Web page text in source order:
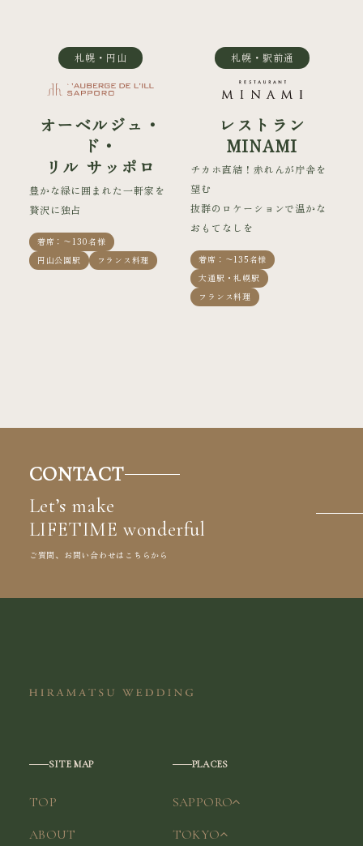
オーベルジュ・
ド・
リル サッポロ
豊かな緑に囲まれた一軒家を
贅沢に独占
着席：〜130名様
円山公園駅
フランス料理
札幌・円山
レストラン
MINAMI
チカホ直結！赤れんが庁舎を
望む
抜群のロケーションで温かな
おもてなしを
着席：〜135名様
大通駅・札幌駅
フランス料理
札幌・駅前通
CONTACT
Let’s make
LIFETIME wonderful
ご質問、お問い合わせはこちらから
SITE MAP
TOP
ABOUT
PLACES
SAPPORO
TOKYO